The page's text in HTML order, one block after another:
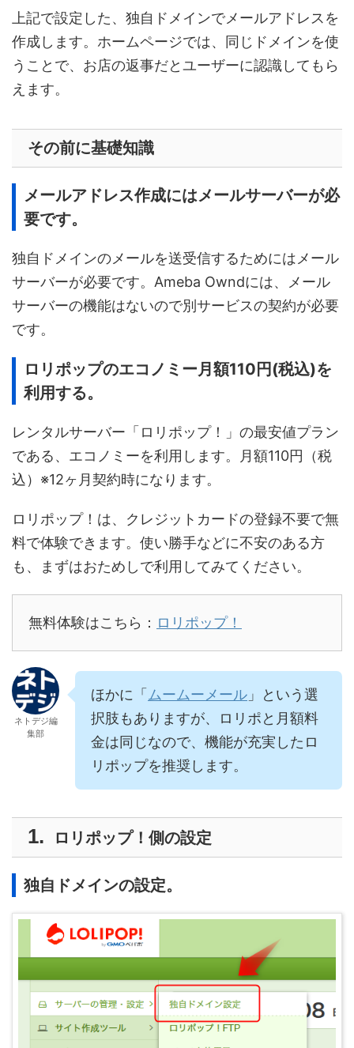
上記で設定した、独自ドメインでメールアドレスを
作成します。ホームページでは、同じドメインを使
うことで、お店の返事だとユーザーに認識してもら
えます。
その前に基礎知識
メールアドレス作成にはメールサーバーが必
要です。
独自ドメインのメールを送受信するためにはメール
サーバーが必要です。Ameba Owndには、メール
サーバーの機能はないので別サービスの契約が必要
です。
ロリポップのエコノミー月額110円(税込)を
利用する。
レンタルサーバー「ロリポップ！」の最安値プラン
である、エコノミーを利用します。月額110円（税
込）※12ヶ月契約時になります。
ロリポップ！は、クレジットカードの登録不要で無
料で体験できます。使い勝手などに不安のある方
も、まずはおためしで利用してみてください。
無料体験はこちら： ロリポップ！
ネトデジ編
集部
ほかに「ムームーメール 」という選
択肢もありますが、ロリポと月額料
金は同じなので、機能が充実したロ
リポップを推奨します。
ロリポップ！側の設定
独自ドメインの設定。